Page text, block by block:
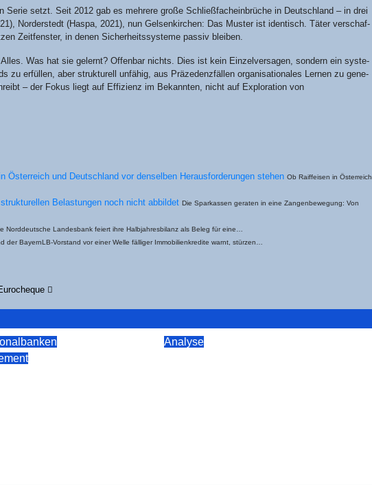
setzt. Seit 2012 gab es meh­re­re gro­ße Schließ­fach­ein­brü­che in Deutsch­land – in drei
Nor­der­stedt (Has­pa, 2021), nun Gel­sen­kir­chen: Das Mus­ter ist iden­tisch. Täter ver­schaf­
Zeit­fens­ter, in denen Sicher­heits­sys­te­me pas­siv bleiben.
Was hat sie gelernt? Offen­bar nichts. Dies ist kein Ein­zel­ver­sa­gen, son­dern ein sys­te­
zu erfül­len, aber struk­tu­rell unfä­hig, aus Prä­ze­denz­fäl­len orga­ni­sa­tio­na­les Ler­nen zu gene­
– der Fokus liegt auf Effi­zi­enz im Bekann­ten, nicht auf Explo­ra­ti­on von
und Deutsch­land vor den­sel­ben Her­aus­for­de­run­gen ste­hen Ob Raiff­ei­sen in Öster­reich
Belas­tun­gen noch nicht abbil­det Die Spar­kas­sen gera­ten in eine Zan­gen­be­we­gung: Von
Nord­deut­sche Lan­des­bank fei­ert ihre Halb­jah­res­bi­lanz als Beleg für eine…
der Bay­ern­LB-Vor­­­stand vor einer Wel­le fäl­li­ger Immo­bi­li­en­kre­di­te warnt, stürzen…
Analyse